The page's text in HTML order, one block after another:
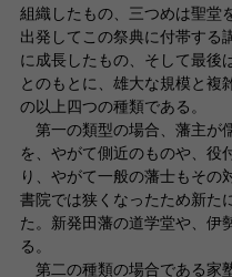
組織したもの、三つめは聖堂
出発してこの祭典に付帯する
に成長したもの、そして最後
とのもとに、雄大な規模と複
の以上四つの種類である。
第一の類型の場合、藩主が
を、やがて側近のものや、役
り、やがて一般の藩士もその
書院では狭くなったため新た
た。新発田藩の道学堂や、伊
る。
第二の種類の場合である家